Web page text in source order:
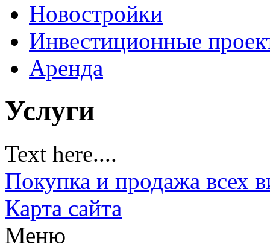
Новостройки
Инвестиционные
Аренда
Услуги
Text here....
Покупка и продажа всех
Карта сайта
Меню